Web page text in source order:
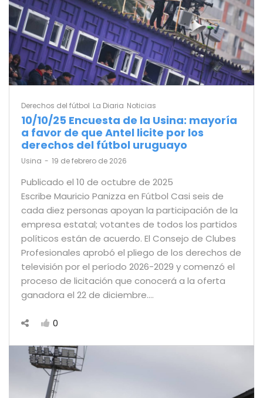
Derechos del fútbol La Diaria Noticias
10/10/25 Encuesta de la Usina: mayoría
a favor de que Antel licite por los
derechos del fútbol uruguayo
by
Usina 19 de febrero de 2026
Publicado el 10 de octubre de 2025
Escribe Mauricio Panizza en Fútbol Casi seis de
cada diez personas apoyan la participación de la
empresa estatal; votantes de todos los partidos
políticos están de acuerdo. El Consejo de Clubes
Profesionales aprobó el pliego de los derechos de
televisión por el período 2026-2029 y comenzó el
proceso de licitación que conocerá a la oferta
ganadora el 22 de diciembre.…
0